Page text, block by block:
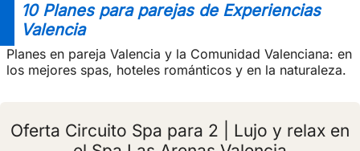
10 Planes para parejas de Experiencias
Valencia
Planes en pareja Valencia y la Comunidad Valenciana: en
los mejores spas, hoteles románticos y en la naturaleza.
Oferta Circuito Spa para 2 | Lujo y relax en